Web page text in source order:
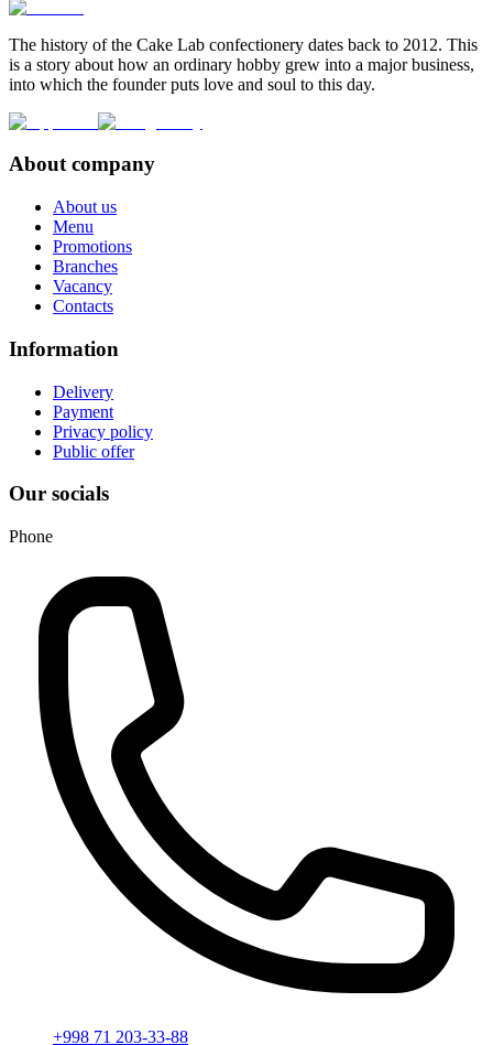
The history of the Cake Lab confectionery dates back to 2012. This
is a story about how an ordinary hobby grew into a major business,
into which the founder puts love and soul to this day.
About company
About us
Menu
Promotions
Branches
Vacancy
Contacts
Information
Delivery
Payment
Privacy policy
Public offer
Our socials
Phone
+998 71 203-33-88